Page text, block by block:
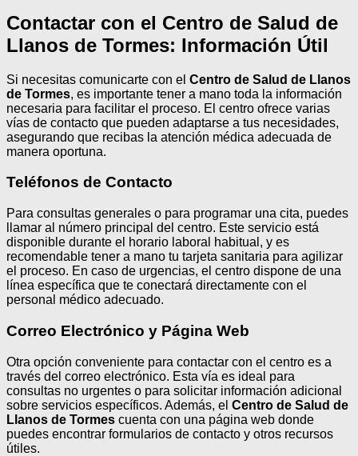
Contactar con el Centro de Salud de
Llanos de Tormes: Información Útil
Si necesitas comunicarte con el Centro de Salud de Llanos
de Tormes, es importante tener a mano toda la información
necesaria para facilitar el proceso. El centro ofrece varias
vías de contacto que pueden adaptarse a tus necesidades,
asegurando que recibas la atención médica adecuada de
manera oportuna.
Teléfonos de Contacto
Para consultas generales o para programar una cita, puedes
llamar al número principal del centro. Este servicio está
disponible durante el horario laboral habitual, y es
recomendable tener a mano tu tarjeta sanitaria para agilizar
el proceso. En caso de urgencias, el centro dispone de una
línea específica que te conectará directamente con el
personal médico adecuado.
Correo Electrónico y Página Web
Otra opción conveniente para contactar con el centro es a
través del correo electrónico. Esta vía es ideal para
consultas no urgentes o para solicitar información adicional
sobre servicios específicos. Además, el Centro de Salud de
Llanos de Tormes cuenta con una página web donde
puedes encontrar formularios de contacto y otros recursos
útiles.